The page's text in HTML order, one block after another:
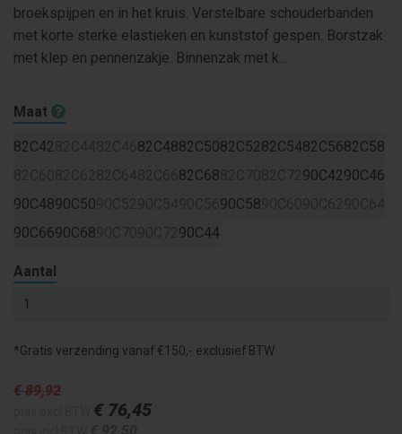
broekspijpen en in het kruis. Verstelbare schouderbanden
met korte sterke elastieken en kunststof gespen. Borstzak
met klep en pennenzakje. Binnenzak met k...
Maat
82C42 82C4882C5082C5282C5482C5682C58
82C68 90C4290C46
90C4890C50 90C58
90C6690C68 90C44
Aantal
*Gratis verzending vanaf €150,- exclusief BTW
€ 89,92
€ 76,45